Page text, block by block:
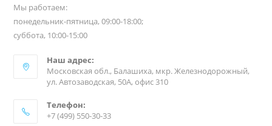
Мы работаем:
понедельник-пятница, 09:00-18:00;
суббота, 10:00-15:00
Наш адрес:
Московская обл., Балашиха, мкр. Железнодорожный,
ул. Автозаводская, 50А, офис 310
Телефон:
+7 (499) 550-30-33